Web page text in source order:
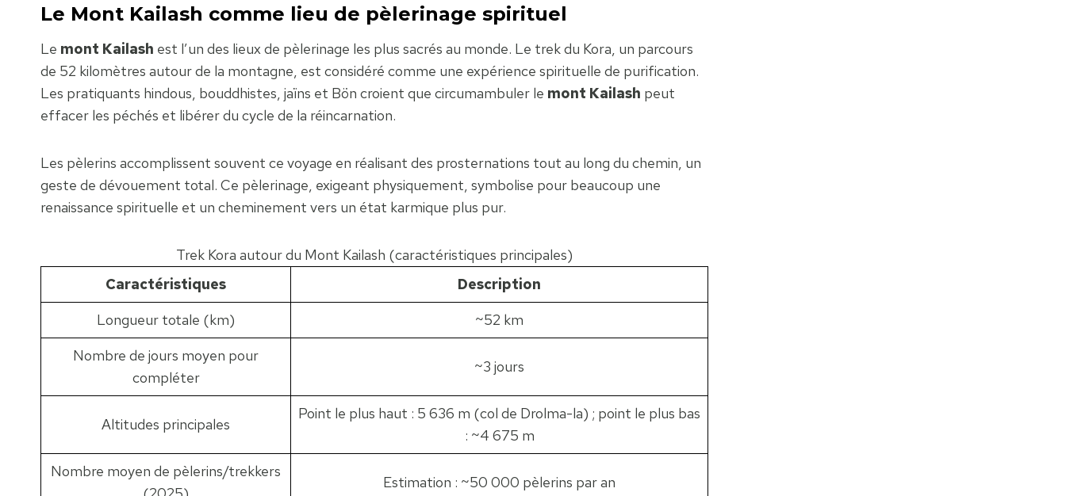
Le Mont Kailash comme lieu de pèlerinage spirituel
Le mont Kailash est l’un des lieux de pèlerinage les plus sacrés au monde. Le trek du Kora, un parcours
de 52 kilomètres autour de la montagne, est considéré comme une expérience spirituelle de purification.
Les pratiquants hindous, bouddhistes, jaïns et Bön croient que circumambuler le mont Kailash peut
effacer les péchés et libérer du cycle de la réincarnation.
Les pèlerins accomplissent souvent ce voyage en réalisant des prosternations tout au long du chemin, un
geste de dévouement total. Ce pèlerinage, exigeant physiquement, symbolise pour beaucoup une
renaissance spirituelle et un cheminement vers un état karmique plus pur.
Trek Kora autour du Mont Kailash (caractéristiques principales)
Caractéristiques
Description
Longueur totale (km)
~52 km
Nombre de jours moyen pour
compléter
~3 jours
Altitudes principales
Point le plus haut : 5 636 m (col de Drolma-la) ; point le plus bas
: ~4 675 m
Nombre moyen de pèlerins/trekkers
Estimation : ~50 000 pèlerins par an